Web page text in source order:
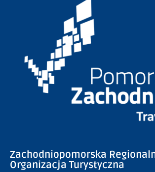
Zachodniopomorska
Organizacja Turystyczna